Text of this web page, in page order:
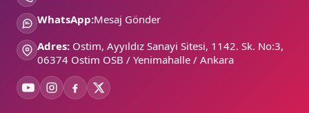
WhatsApp:Mesaj Gönder
Adres: Ostim, Ayyıldız Sanayi Sitesi, 1142. Sk. No:3,
06374 Ostim OSB / Yenimahalle / Ankara